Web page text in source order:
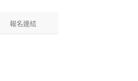
報名連結